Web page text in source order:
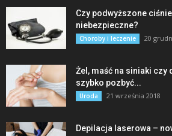
Czy podwyższone
niebezpieczne?
Choroby i leczenie 20
Żel, maść na siniaki czy
szybko pozbyć...
Uroda 21 września 2018
Depilacja laserowa –